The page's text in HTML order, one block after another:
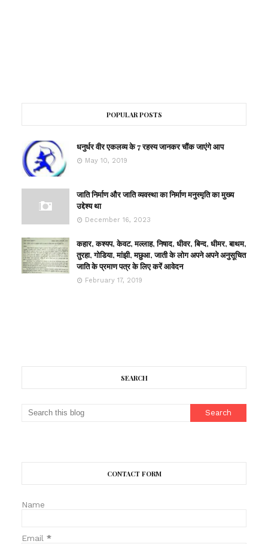
POPULAR POSTS
धनुर्धर वीर एकलव्य के 7 रहस्य जानकर चौंक जाएंगे आप
May 10, 2019
जाति निर्माण और जाति व्यवस्था का निर्माण मनुस्मृति का मुख्य
उद्देश्य था
December 16, 2023
कहार, कश्यप, केवट, मल्लाह, निषाद, धीवर, बिन्द, धीमर, बाथम,
तुरहा, गोडिया, मांझी, मछुआ, जाती के लोग अपने अपने अनुसूचित
जाति के प्रमाण पत्र के लिए करें आवेदन
February 17, 2019
SEARCH
CONTACT FORM
Name
Email *